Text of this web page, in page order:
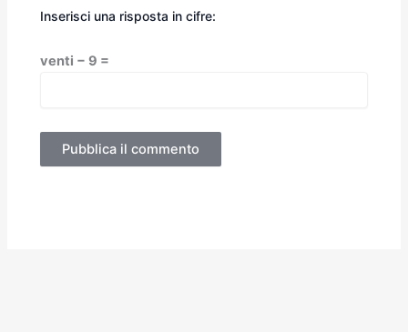
Inserisci una risposta in cifre:
venti − 9 =